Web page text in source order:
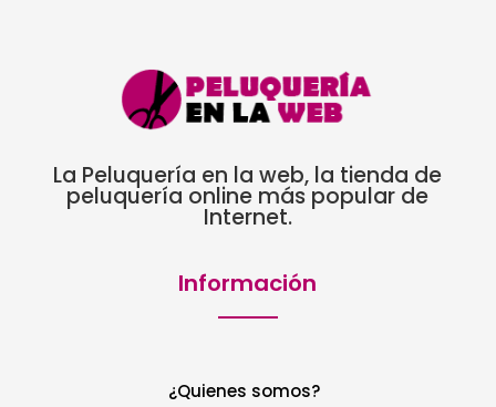
La Peluquería en la web, la tienda de
peluquería online más popular de
Internet.
Información
¿Quienes somos?